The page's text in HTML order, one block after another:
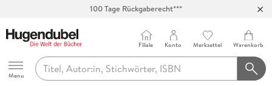
100 Tage Rückgaberecht***
Hugendubel
Menu
Filiale Konto Merkzettel Warenkorb